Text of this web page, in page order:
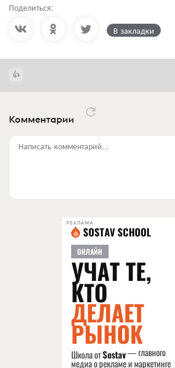
Поделиться:
В закладки
Комментарии
Написать комментарий...
РЕКЛАМА